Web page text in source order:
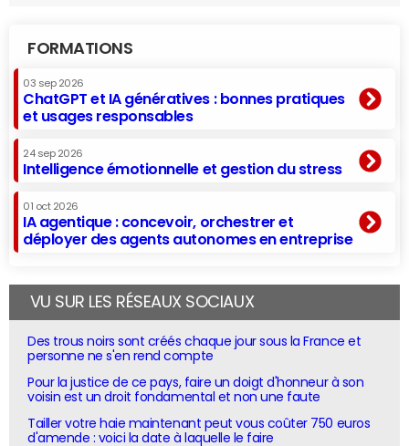
FORMATIONS
03 sep 2026
ChatGPT et IA génératives : bonnes pratiques
et usages responsables
24 sep 2026
Intelligence émotionnelle et gestion du stress
01 oct 2026
IA agentique : concevoir, orchestrer et
déployer des agents autonomes en entreprise
VU SUR LES RÉSEAUX SOCIAUX
Des trous noirs sont créés chaque jour sous la France et
personne ne s'en rend compte
Pour la justice de ce pays, faire un doigt d'honneur à son
voisin est un droit fondamental et non une faute
Tailler votre haie maintenant peut vous coûter 750 euros
d'amende : voici la date à laquelle le faire